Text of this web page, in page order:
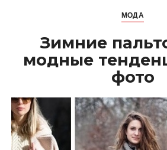
МОДА
Зимние
модные
фото